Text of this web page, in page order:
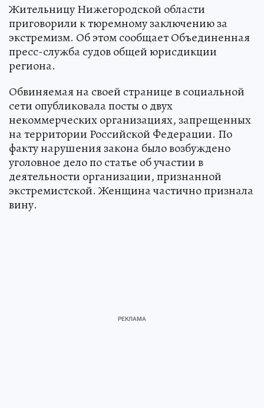
Жительницу Нижегородской области
приговорили к тюремному заключению за
экстремизм. Об этом сообщает Объединенная
пресс-служба судов общей юрисдикции
региона.
Обвиняемая на своей странице в социальной
сети опубликовала посты о двух
некоммерческих организациях, запрещенных
на территории Российской Федерации. По
факту нарушения закона было возбуждено
уголовное дело по статье об участии в
деятельности организации, признанной
экстремистской. Женщина частично признала
вину.